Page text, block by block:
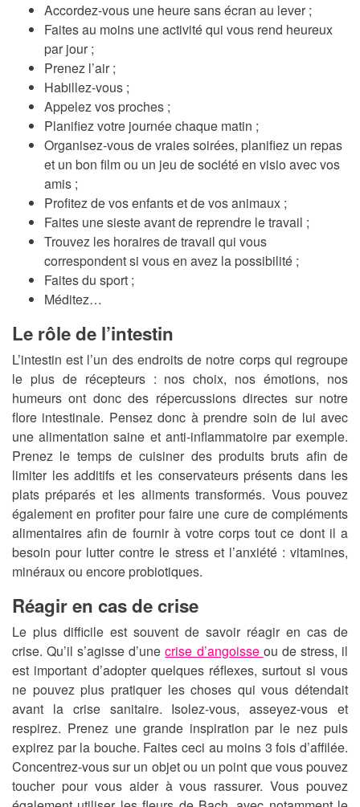
Accordez-vous une heure sans écran au lever ;
Faites au moins une activité qui vous rend heureux
par jour ;
Prenez l’air ;
Habillez-vous ;
Appelez vos proches ;
Planifiez votre journée chaque matin ;
Organisez-vous de vraies soirées, planifiez un repas
et un bon film ou un jeu de société en visio avec vos
amis ;
Profitez de vos enfants et de vos animaux ;
Faites une sieste avant de reprendre le travail ;
Trouvez les horaires de travail qui vous
correspondent si vous en avez la possibilité ;
Faites du sport ;
Méditez…
Le rôle de l’intestin
L’intestin est l’un des endroits de notre corps qui regroupe
le plus de récepteurs : nos choix, nos émotions, nos
humeurs ont donc des répercussions directes sur notre
flore intestinale. Pensez donc à prendre soin de lui avec
une alimentation saine et anti-inflammatoire par exemple.
Prenez le temps de cuisiner des produits bruts afin de
limiter les additifs et les conservateurs présents dans les
plats préparés et les aliments transformés. Vous pouvez
également en profiter pour faire une cure de compléments
alimentaires afin de fournir à votre corps tout ce dont il a
besoin pour lutter contre le stress et l’anxiété : vitamines,
minéraux ou encore probiotiques.
Réagir en cas de crise
Le plus difficile est souvent de savoir réagir en cas de
crise. Qu’il s’agisse d’unecrise d’angoisse ou de stress, il
est important d’adopter quelques réflexes, surtout si vous
ne pouvez plus pratiquer les choses qui vous détendait
avant la crise sanitaire. Isolez-vous, asseyez-vous et
respirez. Prenez une grande inspiration par le nez puis
expirez par la bouche. Faites ceci au moins 3 fois d’affilée.
Concentrez-vous sur un objet ou un point que vous pouvez
toucher pour vous aider à vous rassurer. Vous pouvez